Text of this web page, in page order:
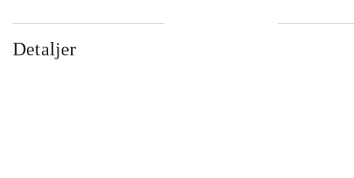
Detaljer